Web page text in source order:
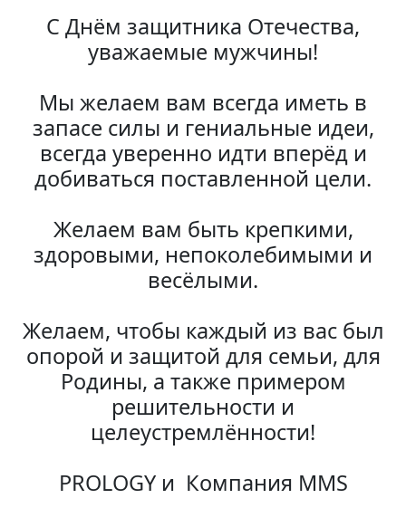
С Днём защитника Отечества,
уважаемые мужчины!
Мы желаем вам всегда иметь в
запасе силы и гениальные идеи,
всегда уверенно идти вперёд и
добиваться поставленной цели.
Желаем вам быть крепкими,
здоровыми, непоколебимыми и
весёлыми.
Желаем, чтобы каждый из вас был
опорой и защитой для семьи, для
Родины, а также примером
решительности и
целеустремлённости!
PROLOGY и Компания MMS